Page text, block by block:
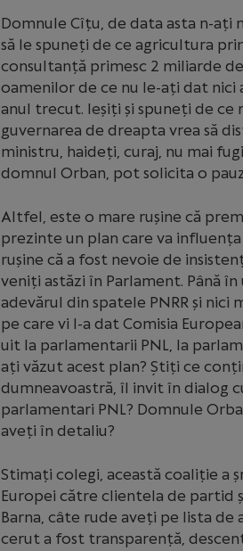
Domnule Cîțu, de data asta n-ați
să le spuneți de ce agricultura
consultanță primesc 2 miliarde
oamenilor de ce nu le-ați dat nici
anul trecut. Ieșiți și spuneți de
guvernarea de dreapta vrea să
ministru, haideți, curaj, nu mai
domnul Orban, pot solicita o
Altfel, este o mare rușine că
prezinte un plan care va
rușine că a fost nevoie de
veniți astăzi în Parlament. Până
adevărul din spatele PNRR și
pe care vi l-a dat Comisia
uit la parlamentarii PNL, la
ați văzut acest plan? Știți ce
dumneavoastră, îl invit în dialog
parlamentari PNL? Domnule
aveți în detaliu?
Stimați colegi, această coaliție a
Europei către clientela de partid
Barna, câte rude aveți pe lista de
cerut a fost transparență,